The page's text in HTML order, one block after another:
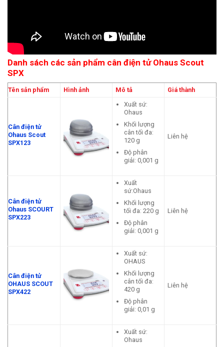
Danh sách các sản phẩm cân điện tử Ohaus Scout
SPX
Tên sản phẩm Hình ảnh Mô tả Giá thành
Cân điện tử
Ohaus Scout
SPX123
Xuất sứ:
Ohaus
Khối lượng
cân tối đa:
120 g
Độ phân
giải: 0,001 g
Liên hệ
Cân điện tử
Ohaus SCOURT
SPX223
Xuất
sứ:Ohaus
Khối lượng
tối đa: 220 g
Độ phân
giải: 0,001 g
Liên hệ
Cân điện tử
OHAUS SCOUT
SPX422
Xuất sứ:
OHAUS
Khối lượng
cân tối đa:
420 g
Độ phân
giải: 0,01 g
Liên hệ
Xuất sứ:
Ohaus